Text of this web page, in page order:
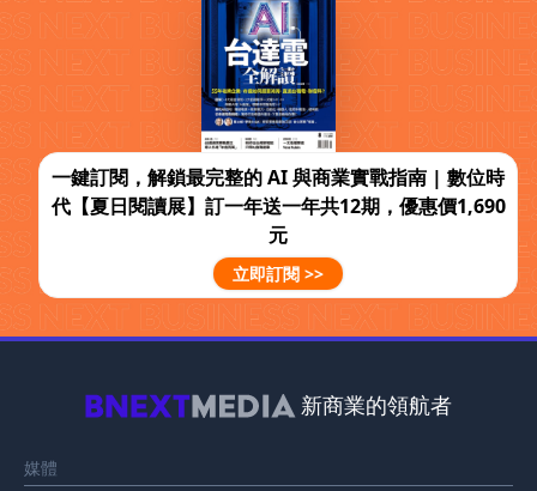
一鍵訂閱，解鎖最完整的 AI 與商業實戰指南 | 數位時
代【夏日閱讀展】訂一年送一年共12期，優惠價1,690
元
立即訂閱 >>
新商業的領航者
媒體